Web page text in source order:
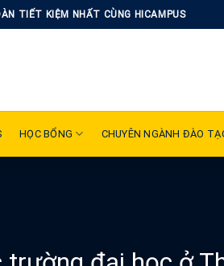
TIẾT KIỆM NHẤT CÙNG HICAMPUS
HỌC BỔNG CHUYÊN NGÀNH ĐÀO